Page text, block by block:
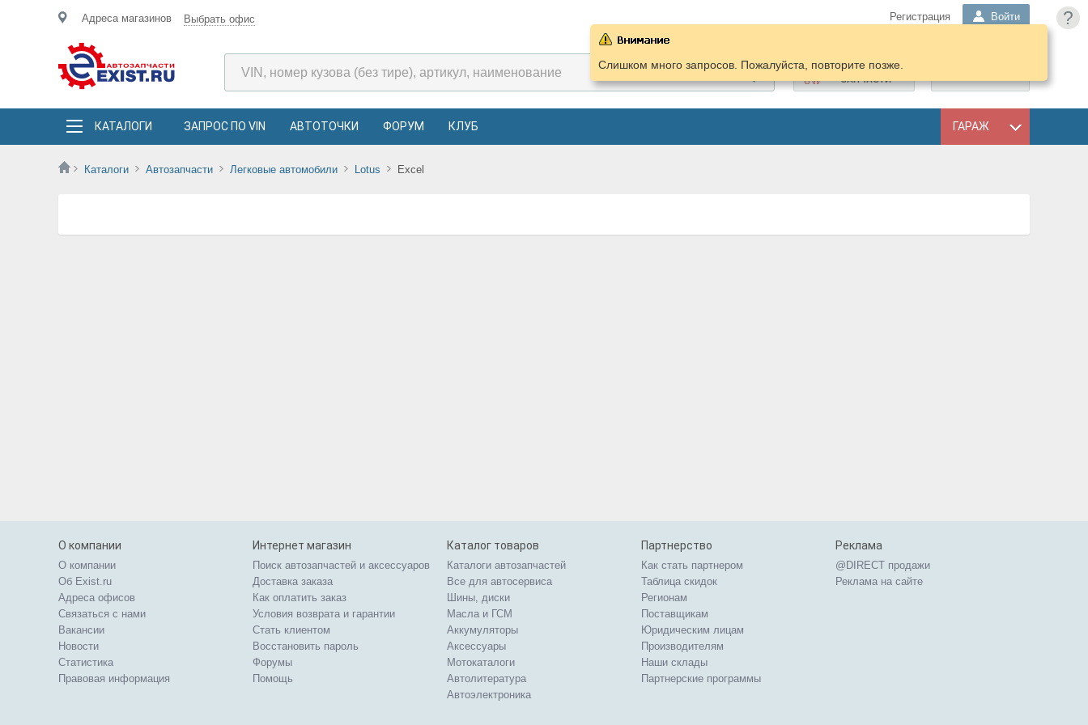
?
Адреса магазинов Выбрать офис Регистрация Войти
ПОДОБРАТЬ
ЗАПЧАСТИ
КАТАЛОГИ ЗАПРОС ПО VIN АВТОТОЧКИ ФОРУМ КЛУБ ГАРАЖ
Каталоги Автозапчасти Легковые автомобили Lotus Excel
Слишком много запросов. Пожалуйста, повторите позже.
О компании
О компании
Об Exist.ru
Адреса офисов
Связаться с нами
Вакансии
Новости
Статистика
Правовая информация
Интернет магазин
Поиск автозапчастей и аксессуаров
Доставка заказа
Как оплатить заказ
Условия возврата и гарантии
Стать клиентом
Восстановить пароль
Форумы
Помощь
Каталог товаров
Каталоги автозапчастей
Все для автосервиса
Шины, диски
Масла и ГСМ
Аккумуляторы
Аксессуары
Мотокаталоги
Автолитература
Автоэлектроника
Партнерство
Как стать партнером
Таблица скидок
Регионам
Поставщикам
Юридическим лицам
Производителям
Наши склады
Партнерские программы
Реклама
@DIRECT продажи
Реклама на сайте